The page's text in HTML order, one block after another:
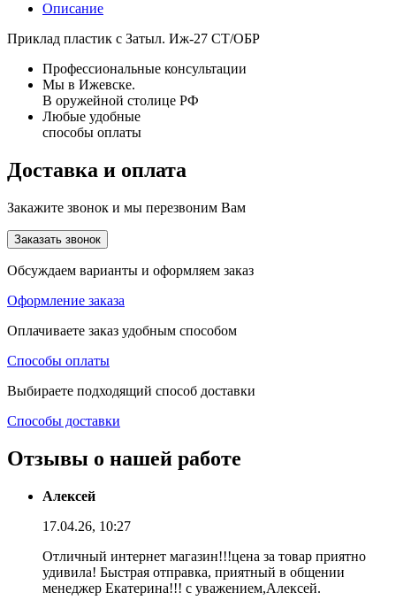
Описание
Приклад пластик с Затыл. Иж-27 СТ/ОБР
Профессиональные консультации
Мы в Ижевске.
В оружейной столице РФ
Любые удобные
способы оплаты
Доставка и оплата
Закажите звонок и мы перезвоним Вам
Заказать звонок
Обсуждаем варианты и оформляем заказ
Оформление заказа
Оплачиваете заказ удобным способом
Способы оплаты
Выбираете подходящий способ доставки
Способы доставки
Отзывы о нашей работе
Алексей
17.04.26, 10:27
Отличный интернет магазин!!!цена за товар приятно
удивила! Быстрая отправка, приятный в общении
менеджер Екатерина!!! с уважением,Алексей.